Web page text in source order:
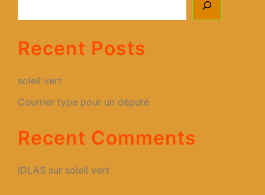
Recent Posts
soleil vert
Courrier type pour un député
Recent Comments
IDLAS sur soleil vert